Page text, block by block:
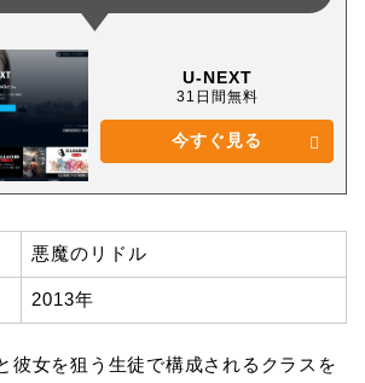
U-NEXT
31日間無料
今すぐ見る
悪魔のリドル
2013年
彼女を狙う生徒で構成されるクラスを